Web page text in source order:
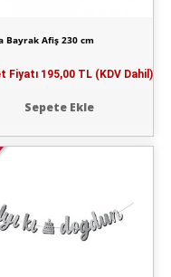
Bayrak Afiş 230 cm
Fiyatı 195,00 TL (KDV Dahil)
Sepete Ekle